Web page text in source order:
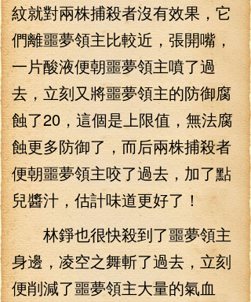
紋就對兩株捕殺者沒有效果，它
們離噩夢領主比較近，張開嘴，
一片酸液便朝噩夢領主噴了過
去，立刻又將噩夢領主的防御腐
蝕了20，這個是上限值，無法腐
蝕更多防御了，而后兩株捕殺者
便朝噩夢領主咬了過去，加了點
兒醬汁，估計味道更好了！
林錚也很快殺到了噩夢領主
身邊，凌空之舞斬了過去，立刻
便削減了噩夢領主大量的氣血